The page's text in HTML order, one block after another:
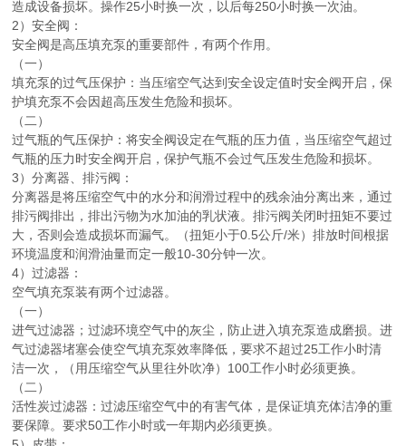
造成设备损坏。操作25小时换一次，以后每250小时换一次油。
2）安全阀：
安全阀是高压填充泵的重要部件，有两个作用。
（一）
填充泵的过气压保护：当压缩空气达到安全设定值时安全阀开启，保
护填充泵不会因超高压发生危险和损坏。
（二）
过气瓶的气压保护：将安全阀设定在气瓶的压力值，当压缩空气超过
气瓶的压力时安全阀开启，保护气瓶不会过气压发生危险和损坏。
3）分离器、排污阀：
分离器是将压缩空气中的水分和润滑过程中的残余油分离出来，通过
排污阀排出，排出污物为水加油的乳状液。排污阀关闭时扭矩不要过
大，否则会造成损坏而漏气。（扭矩小于0.5公斤/米）排放时间根据
环境温度和润滑油量而定一般10-30分钟一次。
4）过滤器：
空气填充泵装有两个过滤器。
（一）
进气过滤器；过滤环境空气中的灰尘，防止进入填充泵造成磨损。进
气过滤器堵塞会使空气填充泵效率降低，要求不超过25工作小时清
洁一次，（用压缩空气从里往外吹净）100工作小时必须更换。
（二）
活性炭过滤器：过滤压缩空气中的有害气体，是保证填充体洁净的重
要保障。要求50工作小时或一年期内必须更换。